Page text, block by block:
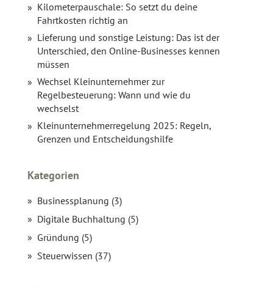
Kilometerpauschale: So setzt du deine
Fahrtkosten richtig an
Lieferung und sonstige Leistung: Das ist der
Unterschied, den Online-Businesses kennen
müssen
Wechsel Kleinunternehmer zur
Regelbesteuerung: Wann und wie du
wechselst
Kleinunternehmerregelung 2025: Regeln,
Grenzen und Entscheidungshilfe
Kategorien
Businessplanung (3)
Digitale Buchhaltung (5)
Gründung (5)
Steuerwissen (37)